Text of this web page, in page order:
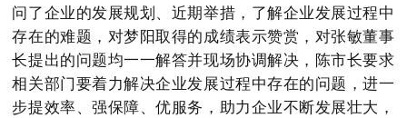
问了企业的发展规划、近期举措，了解企业发展过程中
存在的难题，对梦阳取得的成绩表示赞赏，对张敏董事
长提出的问题均一一解答并现场协调解决，陈市长要求
相关部门要着力解决企业发展过程中存在的问题，进一
步提效率、强保障、优服务，助力企业不断发展壮大，